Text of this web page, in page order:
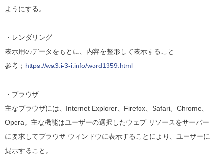
ようにする。
・レンダリング
表示用のデータをもとに、内容を整形して表示すること
参考； https://wa3.i-3-i.info/word1359.html
・ブラウザ
主なブラウザには、 Internet Explorer 、Firefox、Safari、Chrome、
Opera。 主な機能はユーザーの選択したウェブ リソースをサーバー
に要求してブラウザ ウィンドウに表示することにより、ユーザーに
提示すること。